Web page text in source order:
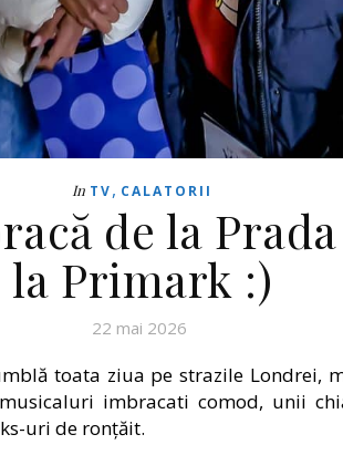
In TV, CALATORII
de la
la Primark :)
22 mai 2026
toata ziua pe strazile Londrei,
imbracati comod, unii
uri de ronțăit.